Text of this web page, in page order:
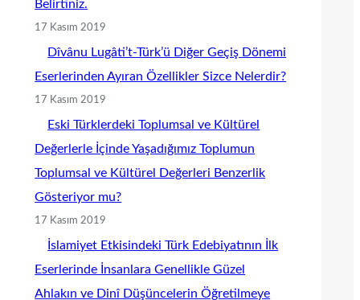
Belirtiniz.
17 Kasım 2019
Dîvânu Lugâti’t-Türk’ü Diğer Geçiş Dönemi
Eserlerinden Ayıran Özellikler Sizce Nelerdir?
17 Kasım 2019
Eski Türklerdeki Toplumsal ve Kültürel
Değerlerle İçinde Yaşadığımız Toplumun
Toplumsal ve Kültürel Değerleri Benzerlik
Gösteriyor mu?
17 Kasım 2019
İslamiyet Etkisindeki Türk Edebiyatının İlk
Eserlerinde İnsanlara Genellikle Güzel
Ahlakın ve Dinî Düşüncelerin Öğretilmeye